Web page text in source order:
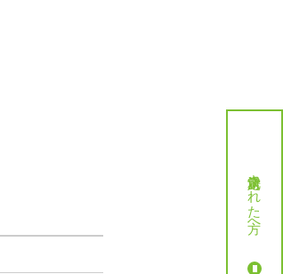
就労決定された方へ